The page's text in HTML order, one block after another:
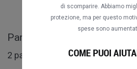
Partite complete di Coupe
2 partite trovate
di scomparire. Abbiamo
protezione, ma per questo
spese sono
COME PUOI